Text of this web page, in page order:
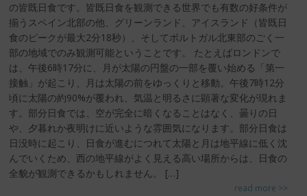
の皆既日食です。皆既日食を観測できる世界でも有数の好条件が
揃うスペイン北部の他、グリーンランド、アイスランド（皆既日
食のピークが最大2分18秒）、そしてポルトガル北東部のごく一
部の地域でのみ観測可能ということです。 たとえばロンドンで
は、午後6時17分に、月が太陽の円盤の一部を覆い始める「第一
接触」が起こり、月は太陽の前をゆっくりと移動。午後7時12分
頃に太陽の約90%が覆われ、気温と明るさに顕著な変化が現れま
す。部分日食では、空が完全に暗くなることはなく、曇りの日
や、夕暮れか夜明けに近いような雰囲気になります。部分日食は
日没時に起こり、日食が進むにつれて太陽と月は地平線に低く沈
んでいくため、西の地平線がよく見える高い場所からは、日食の
全貌が観測できるかもしれません。 […]
read more >>